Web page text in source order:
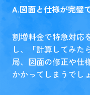
A.図面と仕様が完璧
割増料金で特急対応
し、「計算してみた
局、図面の修正や仕
かかってしまうでし